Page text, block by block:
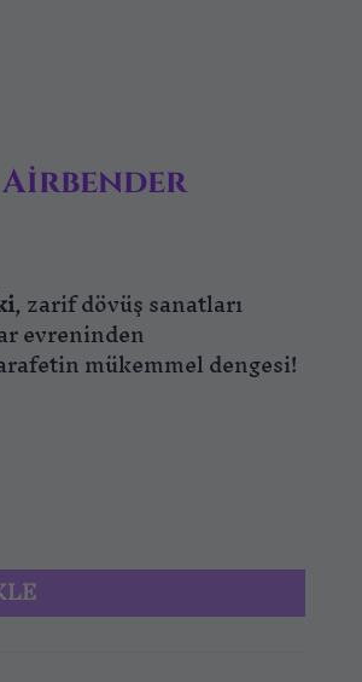
Airbender
, zarif dövüş sanatları
evreninden
mükemmel dengesi!